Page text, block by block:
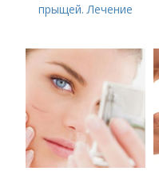
прыщей. Лечение